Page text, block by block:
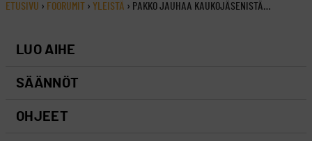
ETUSIVU › FOORUMIT › YLEISTÄ › PAKKO JAUHAA KAUKOJÄSENISTÄ…
LUO AIHE
SÄÄNNÖT
OHJEET